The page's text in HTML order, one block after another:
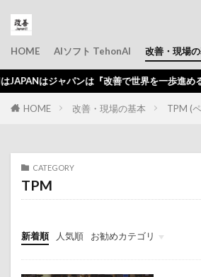
HOME AIソフト TehonAI 改善・現場
はジャパンは『改善で世界を一歩進める』
HOME 改善・現場の基本 TPM (
CATEGORY
TPM
新着順 人気順 お勧めカテゴリ
初心者
問題点
仕事のコツ